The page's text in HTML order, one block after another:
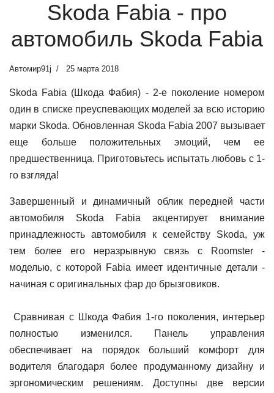
Skoda Fabia - про
автомобиль Skoda Fabia
Автомир91j 25 марта 2018
Skoda Fabia (Шкода Фабия) - 2-е поколение номером
один в списке преуспевающих моделей за всю историю
марки Skoda. Обновленная Skoda Fabia 2007 вызывает
еще больше положительных эмоций, чем ее
предшественница. Приготовьтесь испытать любовь с 1-
го взгляда!
Завершенный и динамичный облик передней части
автомобиля Skoda Fabia акцентирует внимание
принадлежность автомобиля к семейству Skoda, уж
тем более его неразрывную связь с Roomster -
моделью, с которой Fabia имеет идентичные детали -
начиная с оригинальных фар до брызговиков.
Сравнивая с Шкода Фабия 1-го поколения, интерьер
полностью изменился. Панель управления
обеспечивает на порядок больший комфорт для
водителя благодаря более продуманному дизайну и
эргономическим решениям. Доступны две версии